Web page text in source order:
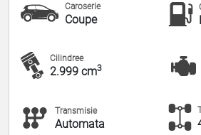
Caroserie
Coupe
Cilindree
2.999 cm3
Transmisie
Automata